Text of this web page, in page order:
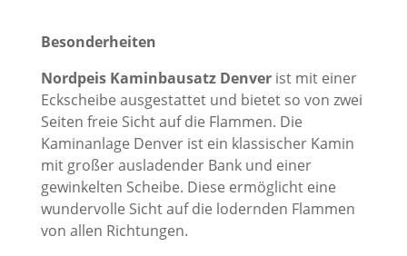
Besonderheiten
Nordpeis Kaminbausatz Denver ist mit einer
Eckscheibe ausgestattet und bietet so von zwei
Seiten freie Sicht auf die Flammen. Die
Kaminanlage Denver ist ein klassischer Kamin
mit großer ausladender Bank und einer
gewinkelten Scheibe. Diese ermöglicht eine
wundervolle Sicht auf die lodernden Flammen
von allen Richtungen.